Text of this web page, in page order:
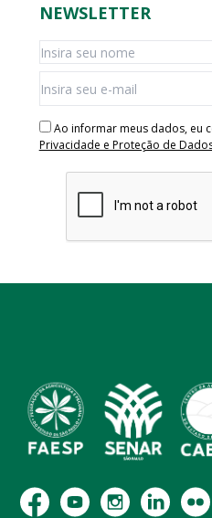
NEWSLETTER
Ao informar meus dados, eu
Privacidade e Proteção de